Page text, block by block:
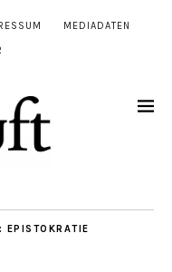
MEDIADATEN
EPISTOKRATIE